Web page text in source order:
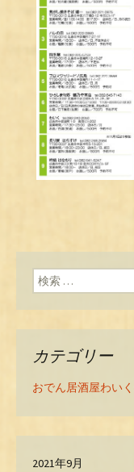
検索:
カテゴリー
おでん居酒屋わい
2021年9月